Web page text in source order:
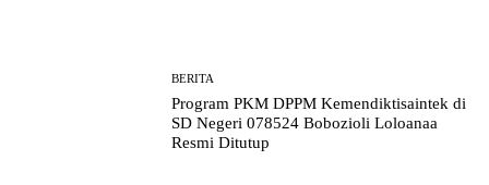
BERITA
Program PKM DPPM Kemendiktisaintek di
SD Negeri 078524 Bobozioli Loloanaa
Resmi Ditutup